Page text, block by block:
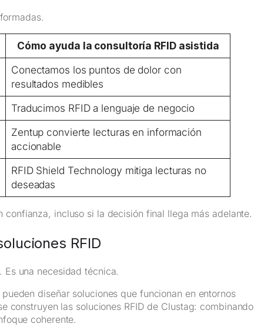
Cómo ayuda la consultoría RFID asistida
Conectamos los puntos de dolor con
resultados medibles
Traducimos RFID a lenguaje de negocio
Zentup convierte lecturas en información
accionable
RFID Shield Technology mitiga lecturas no
deseadas
incluso si la decisión final llega más adelante.
RFID
Es una necesidad técnica.
diseñar soluciones que funcionan en entornos
construyen las soluciones RFID de Clustag: combinando
coherente.